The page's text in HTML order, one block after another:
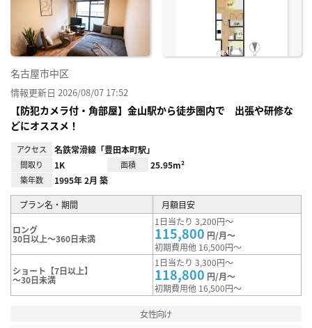
名古屋市中区
情報更新日 2026/08/07 17:52
【防犯カメラ付・角部屋】金山駅から徒歩圏内で 出張や研修な
どにオススメ！
アクセス 名鉄常滑線「豊田本町駅」
間取り 1K 面積 25.95m²
築年数 1995年 2月 築
プラン名・期間 月額目安
ロング
30日以上～360日未満
1日当たり 3,200円～
115,800 円/月～
初期費用他 16,500円～
ショート【7日以上】
～30日未満
1日当たり 3,300円～
118,800 円/月～
初期費用他 16,500円～
女性向け